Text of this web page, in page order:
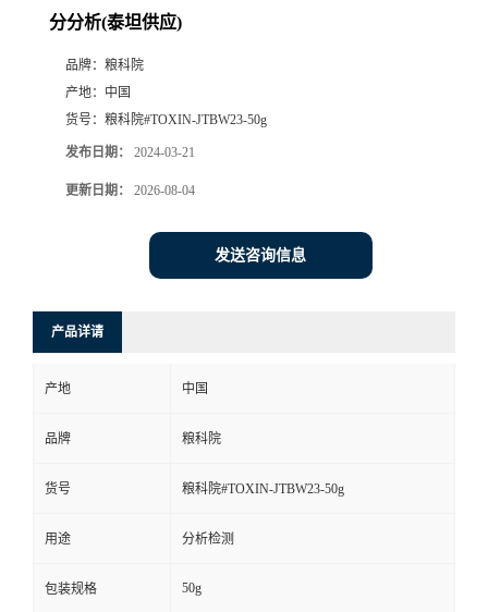
分分析(泰坦供应)
品牌： 粮科院
产地： 中国
货号： 粮科院#TOXIN-JTBW23-50g
发布日期： 2024-03-21
更新日期： 2026-08-04
发送咨询信息
产品详请
产地 中国
品牌 粮科院
货号 粮科院#TOXIN-JTBW23-50g
用途 分析检测
包装规格 50g